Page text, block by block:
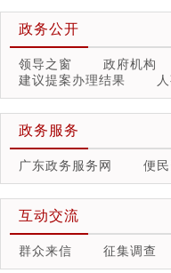
政务公开
领导之窗 政府机构
建议提案办理结果
政务服务
广东政务服务网 便
互动交流
群众来信 征集调查